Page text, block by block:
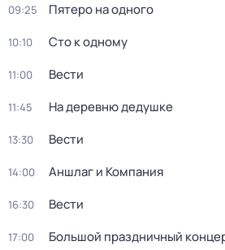
09:25 Пятеро на одного
10:10 Сто к одному
11:00 Вести
11:45 На деревню дедушке
13:30 Вести
14:00 Аншлаг и Компания
16:30 Вести
17:00 Большой праздничный